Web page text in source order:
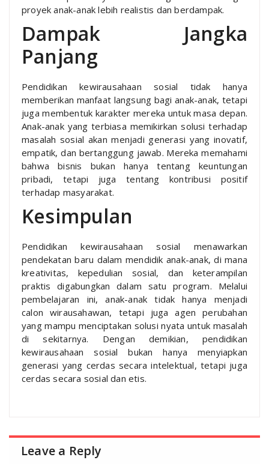
proyek anak-anak lebih realistis dan berdampak.
Dampak Jangka
Panjang
Pendidikan kewirausahaan sosial tidak hanya
memberikan manfaat langsung bagi anak-anak, tetapi
juga membentuk karakter mereka untuk masa depan.
Anak-anak yang terbiasa memikirkan solusi terhadap
masalah sosial akan menjadi generasi yang inovatif,
empatik, dan bertanggung jawab. Mereka memahami
bahwa bisnis bukan hanya tentang keuntungan
pribadi, tetapi juga tentang kontribusi positif
terhadap masyarakat.
Kesimpulan
Pendidikan kewirausahaan sosial menawarkan
pendekatan baru dalam mendidik anak-anak, di mana
kreativitas, kepedulian sosial, dan keterampilan
praktis digabungkan dalam satu program. Melalui
pembelajaran ini, anak-anak tidak hanya menjadi
calon wirausahawan, tetapi juga agen perubahan
yang mampu menciptakan solusi nyata untuk masalah
di sekitarnya. Dengan demikian, pendidikan
kewirausahaan sosial bukan hanya menyiapkan
generasi yang cerdas secara intelektual, tetapi juga
cerdas secara sosial dan etis.
Leave a Reply